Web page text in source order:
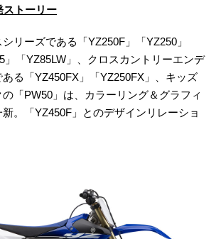
ストーリー
リーズである「YZ250F」「YZ250」
」「YZ85LW」、クロスカントリーエンデ
ある「YZ450FX」「YZ250FX」、キッズ
「PW50」は、カラーリング＆グラフィ
。「YZ450F」とのデザインリレーショ